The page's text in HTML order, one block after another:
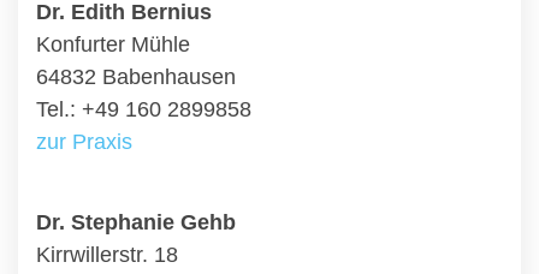
Dr. Edith Bernius
Konfurter Mühle
64832 Babenhausen
Tel.: +49 160 2899858
zur Praxis
Dr. Stephanie Gehb
Kirrwillerstr. 18